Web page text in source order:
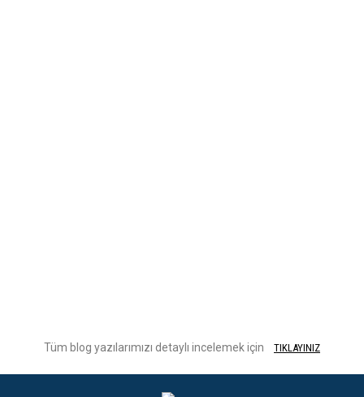
Tüm blog yazılarımızı detaylı incelemek için TIKLAYINIZ